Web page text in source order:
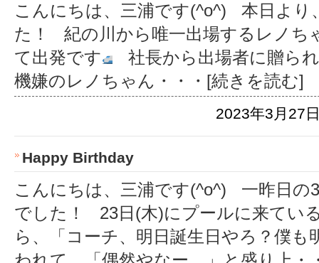
こんにちは、三浦です(^o^) 本日より
た！ 紀の川から唯一出場するレノち
て出発です
社長から出場者に贈ら
機嫌のレノちゃん ・・・[続きを読む]
2023年3月27
Happy Birthday
こんにちは、三浦です(^o^) 一昨日の
でした！ 23日(木)にプールに来てい
ら、「コーチ、明日誕生日やろ？僕も